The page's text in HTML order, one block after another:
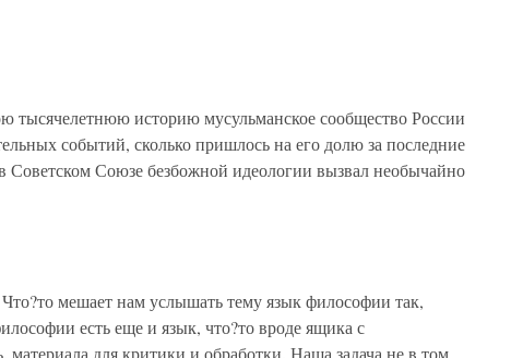
историю мусульманское сообщество России
событий, сколько пришлось на его долю за последние
Советском Союзе безбожной идеологии вызвал необычайно
мешает нам услышать тему язык философии так,
есть еще и язык, что?то вроде ящика с
для критики и обработки. Наша задача не в том